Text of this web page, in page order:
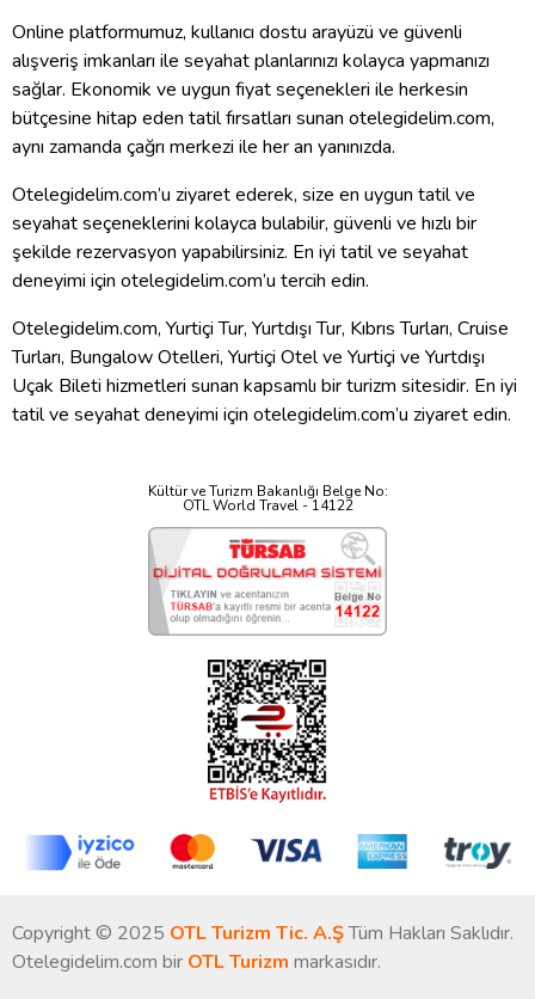
Online platformumuz, kullanıcı dostu arayüzü ve güvenli
alışveriş imkanları ile seyahat planlarınızı kolayca yapmanızı
sağlar. Ekonomik ve uygun fiyat seçenekleri ile herkesin
bütçesine hitap eden tatil fırsatları sunan otelegidelim.com,
aynı zamanda çağrı merkezi ile her an yanınızda.
Otelegidelim.com’u ziyaret ederek, size en uygun tatil ve
seyahat seçeneklerini kolayca bulabilir, güvenli ve hızlı bir
şekilde rezervasyon yapabilirsiniz. En iyi tatil ve seyahat
deneyimi için otelegidelim.com’u tercih edin.
Otelegidelim.com, Yurtiçi Tur, Yurtdışı Tur, Kıbrıs Turları, Cruise
Turları, Bungalow Otelleri, Yurtiçi Otel ve Yurtiçi ve Yurtdışı
Uçak Bileti hizmetleri sunan kapsamlı bir turizm sitesidir. En iyi
tatil ve seyahat deneyimi için otelegidelim.com’u ziyaret edin.
Kültür ve Turizm Bakanlığı Belge No:
OTL World Travel - 14122
Copyright © 2025 OTL Turizm Tic. A.ŞTüm Hakları Saklıdır.
Otelegidelim.com bir OTL Turizm markasıdır.